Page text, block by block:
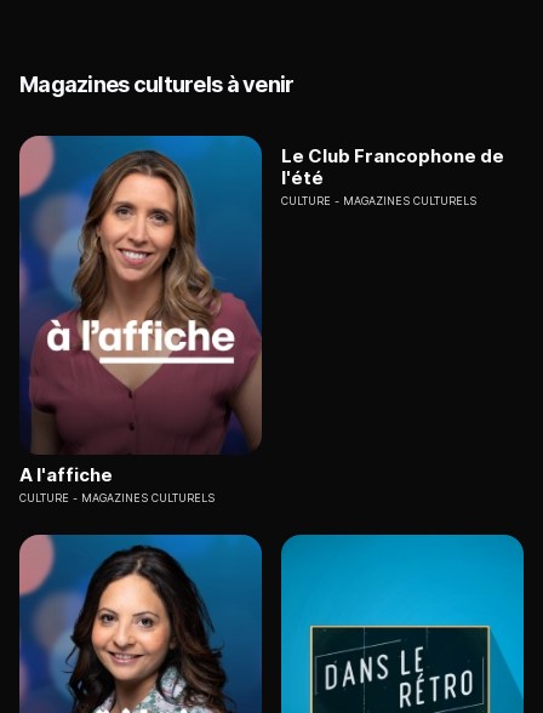
Magazines culturels à venir
A l'affiche
CULTURE MAGAZINES CULTURELS
Le Club Francophone de
l'été
CULTURE MAGAZINES CULTURELS